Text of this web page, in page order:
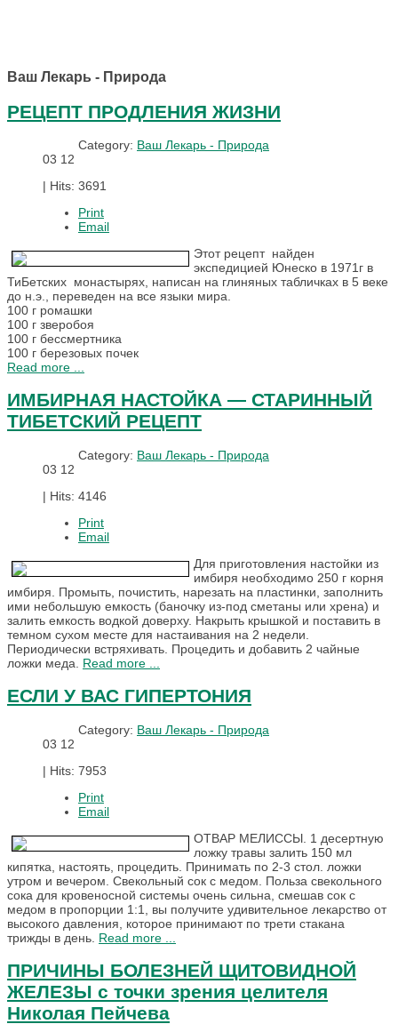
Ваш Лекарь - Природа
РЕЦЕПТ ПРОДЛЕНИЯ ЖИЗНИ
Category: Ваш Лекарь - Природа
03 12
| Hits: 3691
Print
Email
Этот рецепт найден
экспедицией Юнеско в 1971г в
ТиБетских монастырях, написан на глиняных табличках в 5 веке
до н.э., переведен на все языки мира.
100 г ромашки
100 г зверобоя
100 г бессмертника
100 г березовых почек
Read more ...
ИМБИРНАЯ НАСТОЙКА — СТАРИННЫЙ
ТИБЕТСКИЙ РЕЦЕПТ
Category: Ваш Лекарь - Природа
03 12
| Hits: 4146
Print
Email
Для приготовления настойки из
имбиря необходимо 250 г корня
имбиря. Промыть, почистить, нарезать на пластинки, заполнить
ими небольшую емкость (баночку из-под сметаны или хрена) и
залить емкость водкой доверху. Накрыть крышкой и поставить в
темном сухом месте для настаивания на 2 недели.
Периодически встряхивать. Процедить и добавить 2 чайные
ложки меда. Read more ...
ЕСЛИ У ВАС ГИПЕРТОНИЯ
Category: Ваш Лекарь - Природа
03 12
| Hits: 7953
Print
Email
ОТВАР МЕЛИССЫ. 1 десертную
ложку травы залить 150 мл
кипятка, настоять, процедить. Принимать по 2-3 стол. ложки
утром и вечером. Свекольный сок с медом. Польза свекольного
сока для кровеносной системы очень сильна, смешав сок с
медом в пропорции 1:1, вы получите удивительное лекарство от
высокого давления, которое принимают по трети стакана
трижды в день. Read more ...
ПРИЧИНЫ БОЛЕЗНЕЙ ЩИТОВИДНОЙ
ЖЕЛЕЗЫ с точки зрения целителя
Николая Пейчева